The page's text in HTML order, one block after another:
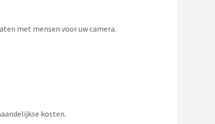
met mensen voor uw camera.
kosten.